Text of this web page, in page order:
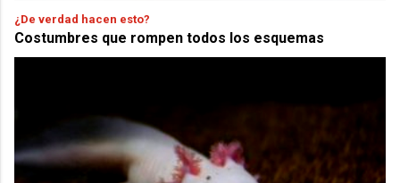
¿De verdad hacen esto?
Costumbres que rompen todos los esquemas